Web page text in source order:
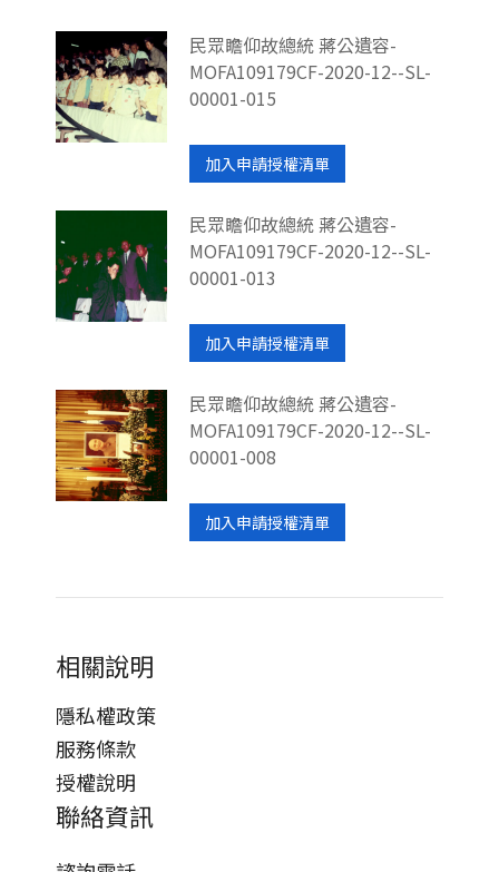
民眾瞻仰故總統 蔣公遺容-
MOFA109179CF-2020-12--SL-
00001-015
加入申請授權清單
民眾瞻仰故總統 蔣公遺容-
MOFA109179CF-2020-12--SL-
00001-013
加入申請授權清單
民眾瞻仰故總統 蔣公遺容-
MOFA109179CF-2020-12--SL-
00001-008
加入申請授權清單
相關說明
隱私權政策
服務條款
授權說明
聯絡資訊